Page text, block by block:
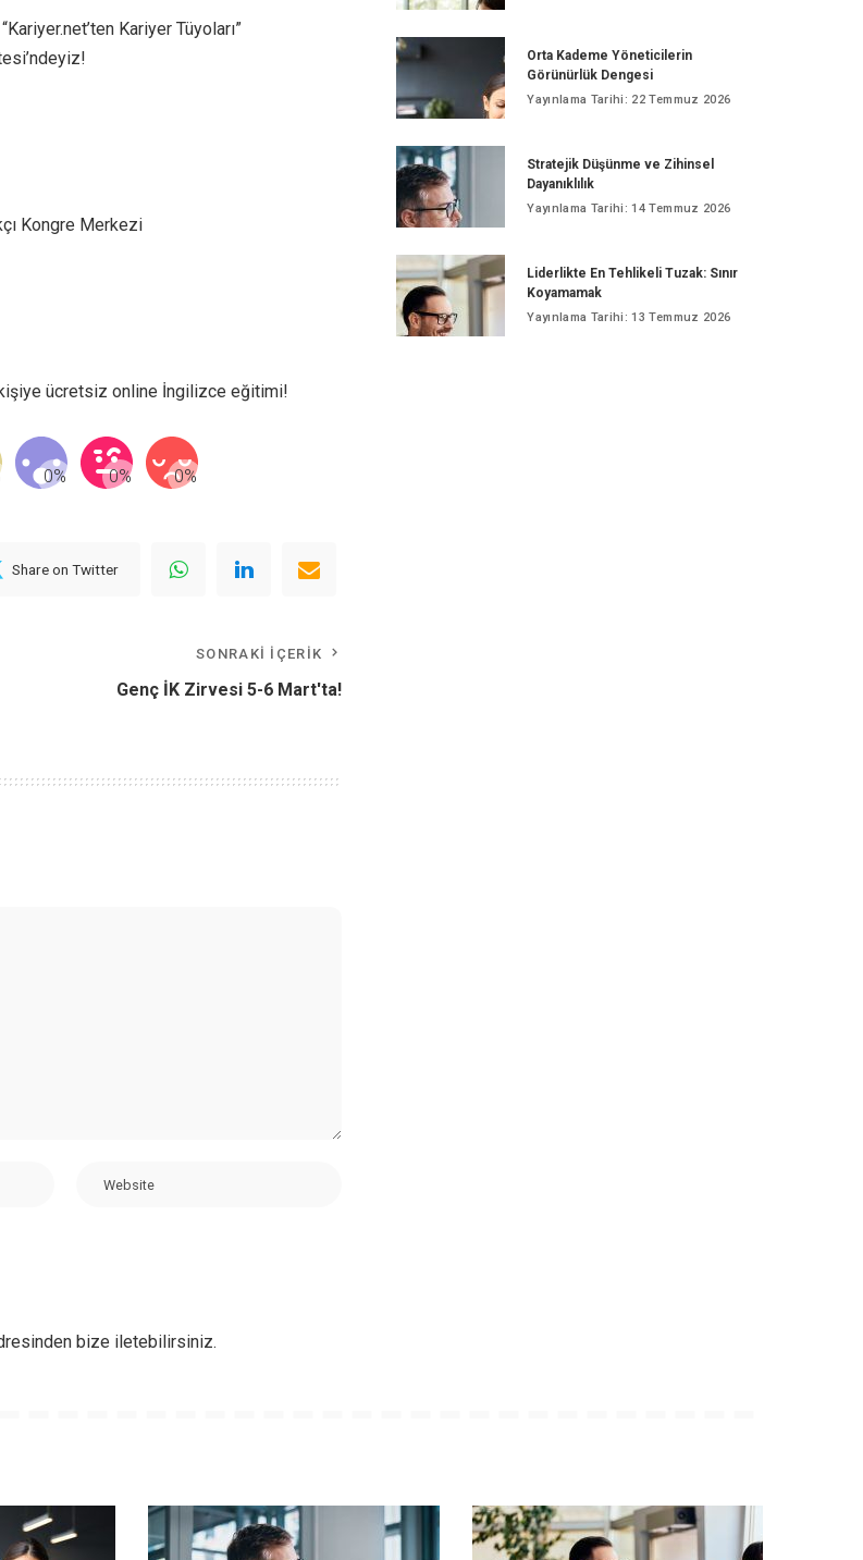
“Kariyer.net’ten Kariyer Tüyoları”
Kongre Merkezi
kişiye ücretsiz online İngilizce eğitimi!
Share on Twitter
SONRAKI İÇERIK
Genç İK Zirvesi 5-6 Mart'ta!
bize iletebilirsiniz.
Orta Kademe Yöneticilerin
Görünürlük Dengesi
Yayınlama Tarihi: 22 Temmuz 2026
Stratejik Düşünme ve Zihinsel
Dayanıklılık
Yayınlama Tarihi: 14 Temmuz 2026
Liderlikte En Tehlikeli Tuzak: Sınır
Koyamamak
Yayınlama Tarihi: 13 Temmuz 2026